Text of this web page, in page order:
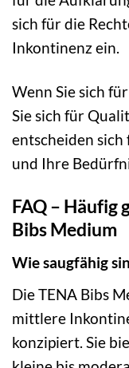
sich für die
Inkontinenz ein.
Wenn Sie sich
Sie sich für
entscheiden sich
und Ihre
FAQ – Häufig
Bibs Medium
Wie saugfähig
Die TENA Bibs
mittlere
konzipiert. Sie